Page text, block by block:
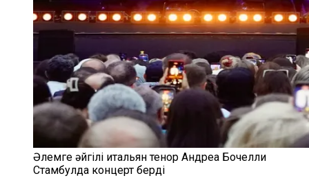
Әлемге әйгілі итальян тенор Андреа Бочелли
Стамбулда концерт берді